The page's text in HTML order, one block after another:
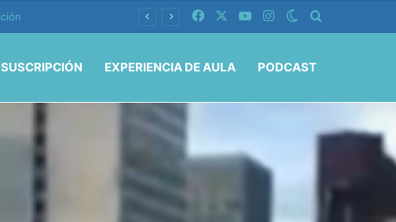
Facebook YouTubeInstagramSwitch skin
SUSCRIPCIÓN EXPERIENCIA DE AULA PODCAST